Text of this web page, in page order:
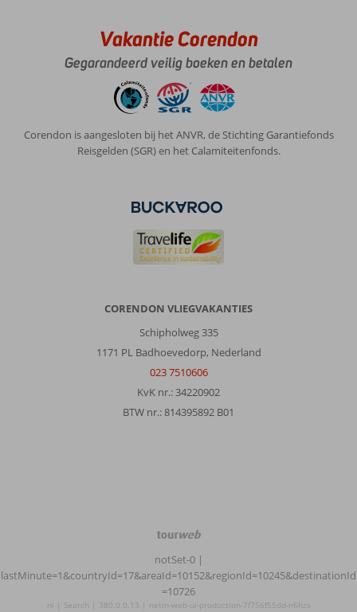
Vakantie Corendon
Gegarandeerd veilig boeken en betalen
Corendon is aangesloten bij het ANVR, de Stichting Garantiefonds
Reisgelden (SGR) en het Calamiteitenfonds.
CORENDON VLIEGVAKANTIES
Schipholweg 335
1171 PL Badhoevedorp, Nederland
023 7510606
KvK nr.: 34220902
BTW nr.: 814395892 B01
TourWeb
©
NetMatch
notSet-0 |
lastMinute=1&countryId=17&areaId=10152&regionId=10245&destinationId
=10726
nl | Search | 380.0.0.13 | netm-web-ui-production-7f756f55dd-n6hzs